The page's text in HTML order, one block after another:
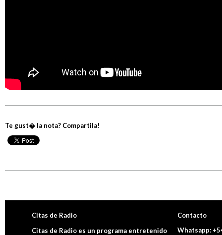
Te gust� la nota? Compartila!
Citas de Radio
Citas de Radio es un programa entretenido
Contacto
Whatsapp: